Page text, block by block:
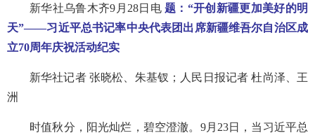
新华社乌鲁木齐9月28日电题：“开创新疆更加美好的明
天”——习近平总书记率中央代表团出席新疆维吾尔自治区成
立70周年庆祝活动纪实
新华社记者 张晓松、朱基钗；人民日报记者 杜尚泽、王
洲
时值秋分，阳光灿烂，碧空澄澈。9月23日，当习近平总